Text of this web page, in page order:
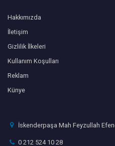
Hakkımızda
İletişim
Gizlilik İlkeleri
Kullanım Koşulları
Reklam
Künye
İskenderpaşa Mah Feyzullah
0 212 524 10 28